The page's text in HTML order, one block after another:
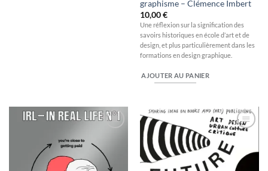
graphisme – Clémence Imbert
10,00€
Une réflexion sur la signification des
savoirs historiques en école d’art et de
design, et plus particulièrement dans les
formations en design graphique.
AJOUTER AU PANIER
wishlist
Ajouter
wishlist